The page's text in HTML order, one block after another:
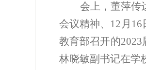
会上， 董萍传
会议精神、 12月16
教育部召开的
林晓敏副书记在学